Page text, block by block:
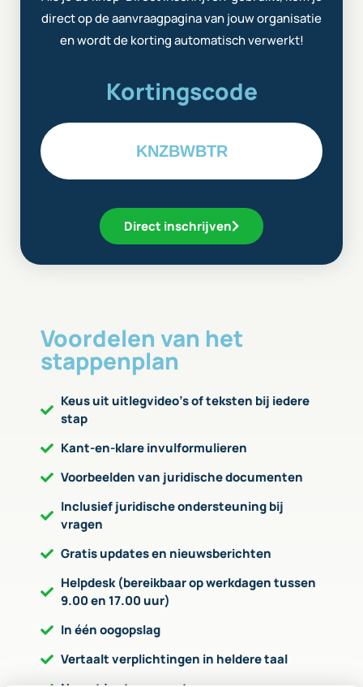
direct op de aanvraagpagina van jouw organisatie
en wordt de korting automatisch verwerkt!
Kortingscode
KNZBWBTR
Direct inschrijven
Voordelen van het
stappenplan
Keus uit uitlegvideo’s of teksten bij iedere
stap
Kant-en-klare invulformulieren
Voorbeelden van juridische documenten
Inclusief juridische ondersteuning bij
vragen
Gratis updates en nieuwsberichten
Helpdesk (bereikbaar op werkdagen tussen
9.00 en 17.00 uur)
In één oogopslag
Vertaalt verplichtingen in heldere taal